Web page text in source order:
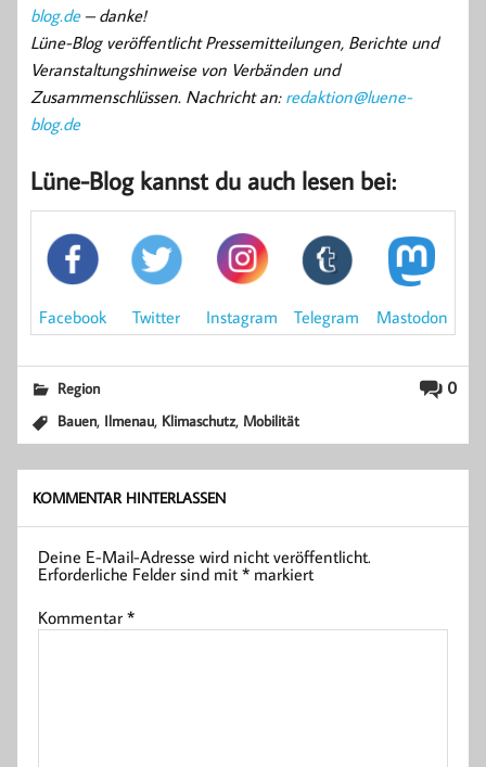
blog.de– danke!
Lüne-Blog veröffentlicht Pressemitteilungen, Berichte und
Veranstaltungshinweise von Verbänden und
Zusammenschlüssen. Nachricht an: redaktion@luene-
blog.de
Lüne-Blog kannst du auch lesen bei:
Facebook Twitter Instagram Telegram Mastodon
0
Region
Bauen, Ilmenau, Klimaschutz, Mobilität
KOMMENTAR HINTERLASSEN
Deine E-Mail-Adresse wird nicht veröffentlicht.
Erforderliche Felder sind mit* markiert
Kommentar*